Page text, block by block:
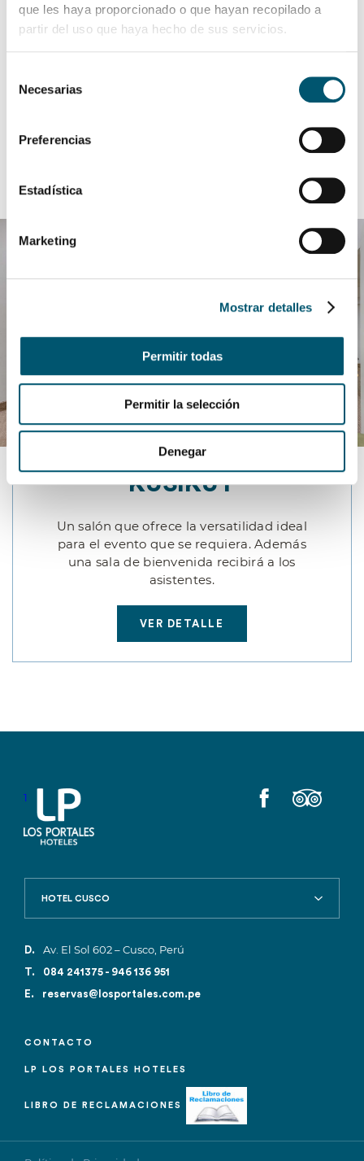
que les haya proporcionado o que hayan recopilado a
partir del uso que haya hecho de sus servicios.
Necesarias
Preferencias
Estadística
Marketing
Mostrar detalles
Permitir todas
Permitir la selección
Denegar
HOME
Un salón que ofrece la versatilidad ideal
para el evento que se requiera. Además
KUSIKUY
Un salón que ofrece la versatilidad ideal
para el evento que se requiera. Además
una sala de bienvenida recibirá a los
asistentes.
VER DETALLE
VER DETALLE
1
HOTEL CUSCO
D. Av. El Sol 602 – Cusco, Perú
T. 084 241375 - 946 136 951
E. reservas@losportales.com.pe
CONTACTO
LP LOS PORTALES HOTELES
LIBRO DE RECLAMACIONES